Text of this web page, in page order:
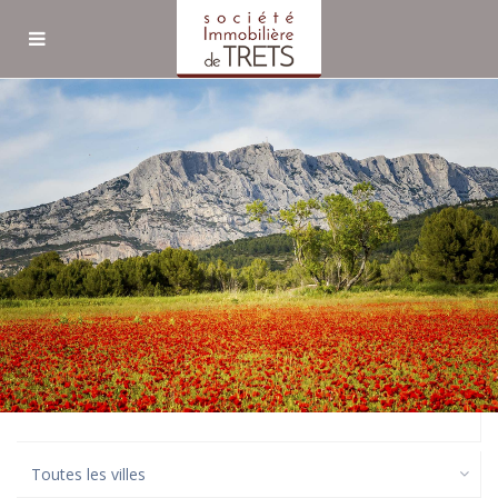
Recherche avancée
Propriétés listés en tant
que Location
Location
Types de biens
Toutes les villes